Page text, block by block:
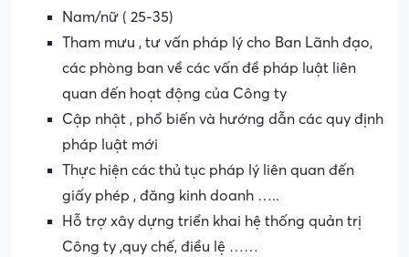
Nam/nữ ( 25-35)
Tham mưu , tư vấn pháp lý cho Ban Lãnh đạo,
các phòng ban về các vấn đề pháp luật liên
quan đến hoạt động của Công ty
Cập nhật , phổ biến và hướng dẫn các quy định
pháp luật mới
Thực hiện các thủ tục pháp lý liên quan đến
giấy phép , đăng kinh doanh …..
Hỗ trợ xây dựng triển khai hệ thống quản trị
Công ty ,quy chế, điều lệ ……